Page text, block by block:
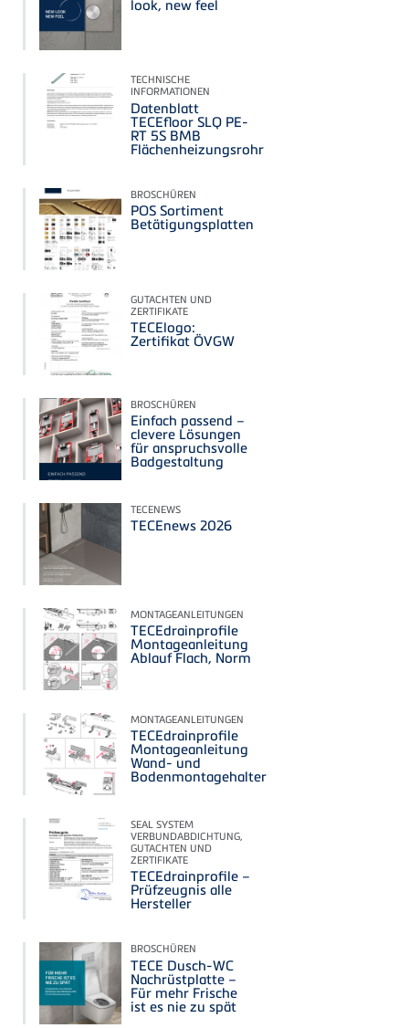
look, new feel
TECHNISCHE
INFORMATIONEN
Datenblatt
TECEfloor SLQ PE-
RT 5S BMB
Flächenheizungsrohr
BROSCHÜREN
POS Sortiment
Betätigungsplatten
GUTACHTEN UND
ZERTIFIKATE
TECElogo:
Zertifikat ÖVGW
BROSCHÜREN
Einfach passend –
clevere Lösungen
für anspruchsvolle
Badgestaltung
TECENEWS
TECEnews 2026
MONTAGEANLEITUNGEN
TECEdrainprofile
Montageanleitung
Ablauf Flach, Norm
MONTAGEANLEITUNGEN
TECEdrainprofile
Montageanleitung
Wand- und
Bodenmontagehalter
SEAL SYSTEM
VERBUNDABDICHTUNG,
GUTACHTEN UND
ZERTIFIKATE
TECEdrainprofile –
Prüfzeugnis alle
Hersteller
BROSCHÜREN
TECE Dusch-WC
Nachrüstplatte –
Für mehr Frische
ist es nie zu spät